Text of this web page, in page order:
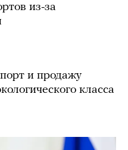
из-за
и продажу
класса